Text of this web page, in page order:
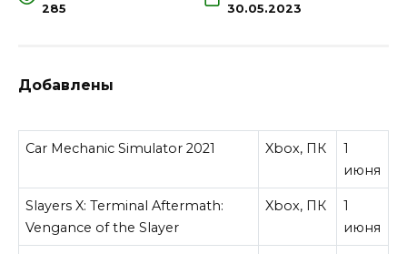
285 30.05.2023
Добавлены
Car Mechanic Simulator 2021 Xbox, ПК
1
июня
Slayers X: Terminal Aftermath:
Vengance of the Slayer
Xbox, ПК
1
июня